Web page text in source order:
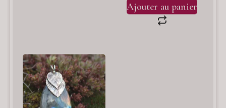
Ajouter au panier